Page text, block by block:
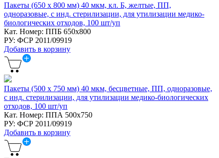
Пакеты (650 х 800 мм) 40 мкм, кл. Б, желтые, ПП,
одноразовые, с инд. стерилизации, для утилизации медико-
биологических отходов, 100 шт/уп
Кат. Номер: ППБ 650х800
РУ: ФСР 2011/09919
Добавить в корзину
Пакеты (500 х 750 мм) 40 мкм, бесцветные, ПП, одноразовые,
с инд. стерилизации, для утилизации медико-биологических
отходов, 100 шт/уп
Кат. Номер: ППА 500х750
РУ: ФСР 2011/09919
Добавить в корзину